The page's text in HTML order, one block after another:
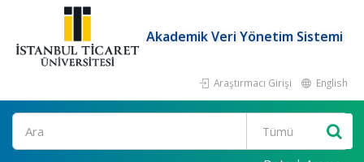
Akademik Veri Yönetim Sistemi
Araştırmacı Girişi English
Ara